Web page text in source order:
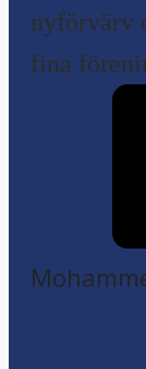
nyförvärv
fina